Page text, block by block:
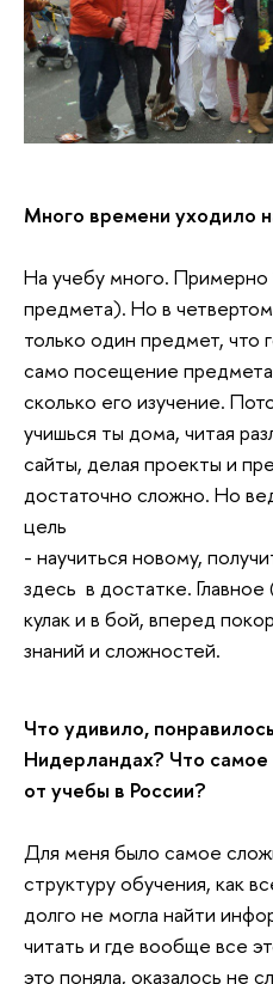
Много времени уходило
На учебу много.
предмета). Но в
только один предмет, что
само посещение предмета
сколько его изучение.
учишься ты дома, читая
сайты, делая проекты и
достаточно сложно. Но
цель
- научиться новому,
здесь в достатке.
кулак и в бой, вперед
знаний и сложностей.
Что удивило,
Нидерландах? Что
от учебы в России?
Для меня было самое
структуру обучения, как
долго не могла найти
читать и где вообще все
это поняла, оказалось не